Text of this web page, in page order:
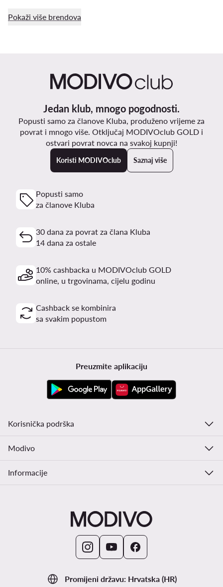
Pokaži više brendova
Jedan klub, mnogo pogodnosti.
Popusti samo za članove Kluba, produženo vrijeme za
povrat i mnogo više. Otključaj MODIVOclub GOLD i
ostvari povrat novca na svakoj kupnji!
Koristi MODIVOclub Saznaj više
Popusti samo
za članove Kluba
30 dana za povrat za člana Kluba
14 dana za ostale
10% cashbacka u MODIVOclub GOLD
online, u trgovinama, cijelu godinu
Cashback se kombinira
sa svakim popustom
Promijeni državu: Hrvatska (HR)
Preuzmite aplikaciju
Korisnička podrška
Modivo
Informacije